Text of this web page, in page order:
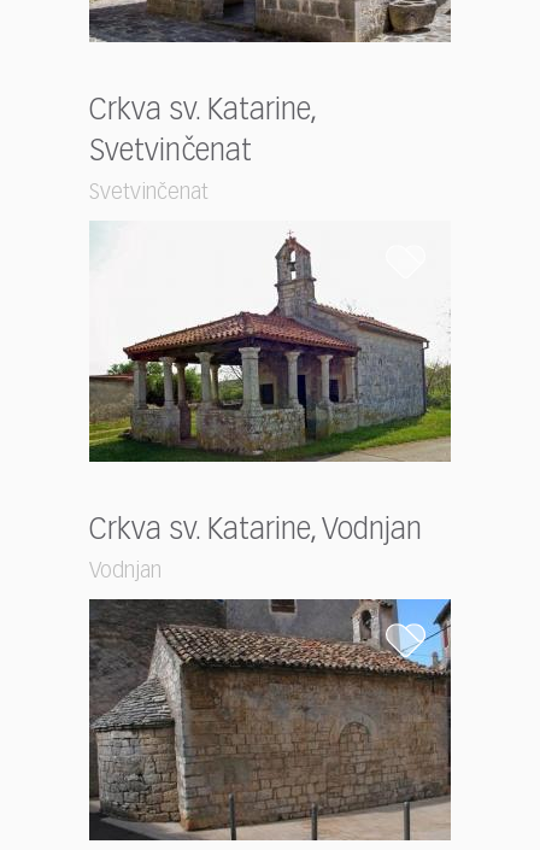
Crkva sv. Katarine,
Svetvinčenat
Svetvinčenat
Crkva sv. Katarine, Vodnjan
Vodnjan